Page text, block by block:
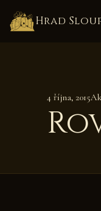
Hrad
4 října, 2015